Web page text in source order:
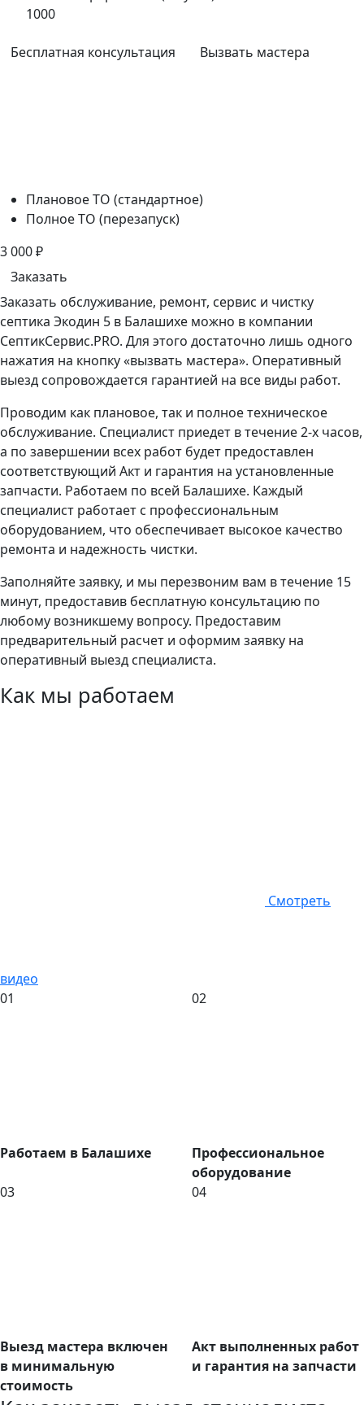
1000
Бесплатная консультация Вызвать мастера
Плановое ТО (стандартное)
Полное ТО (перезапуск)
3 000₽
Заказать
Заказать обслуживание, ремонт, сервис и чистку
септика Экодин 5 в Балашихе можно в компании
СептикСервис.PRO. Для этого достаточно лишь одного
нажатия на кнопку «вызвать мастера». Оперативный
выезд сопровождается гарантией на все виды работ.
Проводим как плановое, так и полное техническое
обслуживание. Специалист приедет в течение 2-х часов,
а по завершении всех работ будет предоставлен
соответствующий Акт и гарантия на установленные
запчасти. Работаем по всей Балашихе. Каждый
специалист работает с профессиональным
оборудованием, что обеспечивает высокое качество
ремонта и надежность чистки.
Заполняйте заявку, и мы перезвоним вам в течение 15
минут, предоставив бесплатную консультацию по
любому возникшему вопросу. Предоставим
предварительный расчет и оформим заявку на
оперативный выезд специалиста.
Как мы работаем
Смотреть
видео
01
Работаем в Балашихе
02
Профессиональное
оборудование
03
Выезд мастера включен
в минимальную
стоимость
04
Акт выполненных работ
и гарантия на запчасти